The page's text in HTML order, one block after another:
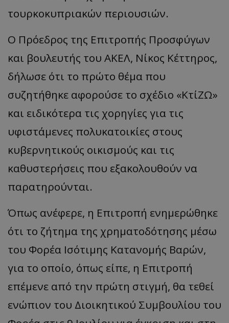
τουρκοκυπριακών περιουσιών.
Ο Πρόεδρος της Επιτροπής Προσφύγων
και βουλευτής του ΑΚΕΛ, Νίκος Κέττηρος,
δήλωσε ότι το πρώτο θέμα που
συζητήθηκε αφορούσε το σχέδιο «ΚτίΖΩ»
και ειδικότερα τις χορηγίες για τις
υφιστάμενες πολυκατοικίες στους
κυβερνητικούς οικισμούς και τις
καθυστερήσεις που εξακολουθούν να
παρατηρούνται.
Όπως ανέφερε, η Επιτροπή ενημερώθηκε
ότι το ζήτημα της χρηματοδότησης μέσω
του Φορέα Ισότιμης Κατανομής Βαρών,
για το οποίο, όπως είπε, η Επιτροπή
επέμενε από την πρώτη στιγμή, θα τεθεί
ενώπιον του Διοικητικού Συμβουλίου του